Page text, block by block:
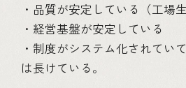
・品質が安定している（工場生
・経営基盤が安定している
・制度がシステム化されてい
は長けている。